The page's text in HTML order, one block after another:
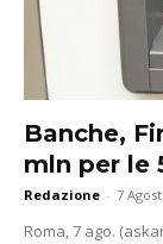
Banche,
mln per le
Redazione - 7
Roma, 7 ago.